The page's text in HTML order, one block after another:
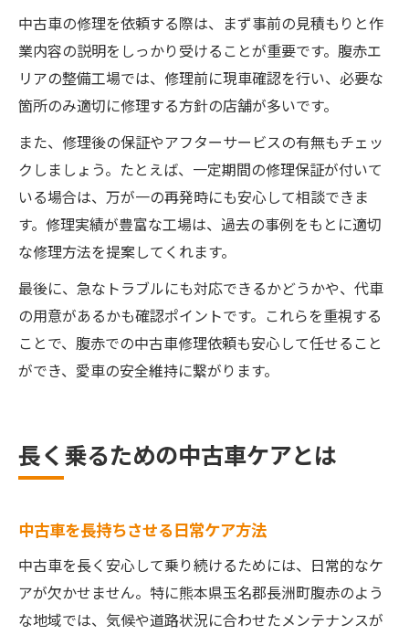
中古車の修理を依頼する際は、まず事前の見積もりと作
業内容の説明をしっかり受けることが重要です。腹赤エ
リアの整備工場では、修理前に現車確認を行い、必要な
箇所のみ適切に修理する方針の店舗が多いです。
また、修理後の保証やアフターサービスの有無もチェッ
クしましょう。たとえば、一定期間の修理保証が付いて
いる場合は、万が一の再発時にも安心して相談できま
す。修理実績が豊富な工場は、過去の事例をもとに適切
な修理方法を提案してくれます。
最後に、急なトラブルにも対応できるかどうかや、代車
の用意があるかも確認ポイントです。これらを重視する
ことで、腹赤での中古車修理依頼も安心して任せること
ができ、愛車の安全維持に繋がります。
長く乗るための中古車ケアとは
中古車を長持ちさせる日常ケア方法
中古車を長く安心して乗り続けるためには、日常的なケ
アが欠かせません。特に熊本県玉名郡長洲町腹赤のよう
な地域では、気候や道路状況に合わせたメンテナンスが